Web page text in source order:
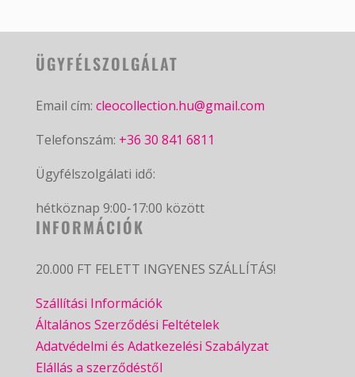
termékoldalon
választhatók
ki
ÜGYFÉLSZOLGÁLAT
Email cím: cleocollection.hu@gmail.com
Telefonszám: +36 30 841 6811
Ügyfélszolgálati idő:
hétköznap 9:00-17:00 között
INFORMÁCIÓK
20.000 FT FELETT INGYENES SZÁLLÍTÁS!
Szállítási Információk
Általános Szerződési Feltételek
Adatvédelmi és Adatkezelési Szabályzat
Elállás a szerződéstől